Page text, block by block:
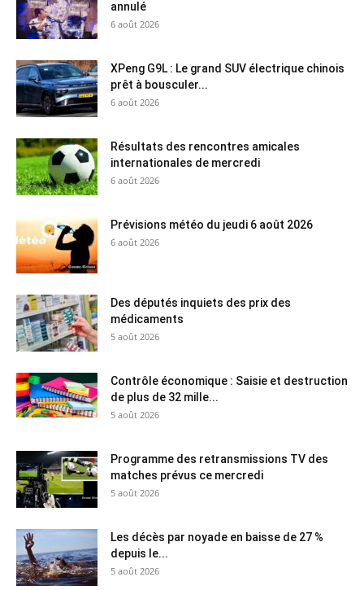
annulé
6 août 2026
XPeng G9L : Le grand SUV électrique chinois
prêt à bousculer...
6 août 2026
Résultats des rencontres amicales
internationales de mercredi
6 août 2026
Prévisions météo du jeudi 6 août 2026
6 août 2026
Des députés inquiets des prix des
médicaments
5 août 2026
Contrôle économique : Saisie et destruction
de plus de 32 mille...
5 août 2026
Programme des retransmissions TV des
matches prévus ce mercredi
5 août 2026
Les décès par noyade en baisse de 27 %
depuis le...
5 août 2026